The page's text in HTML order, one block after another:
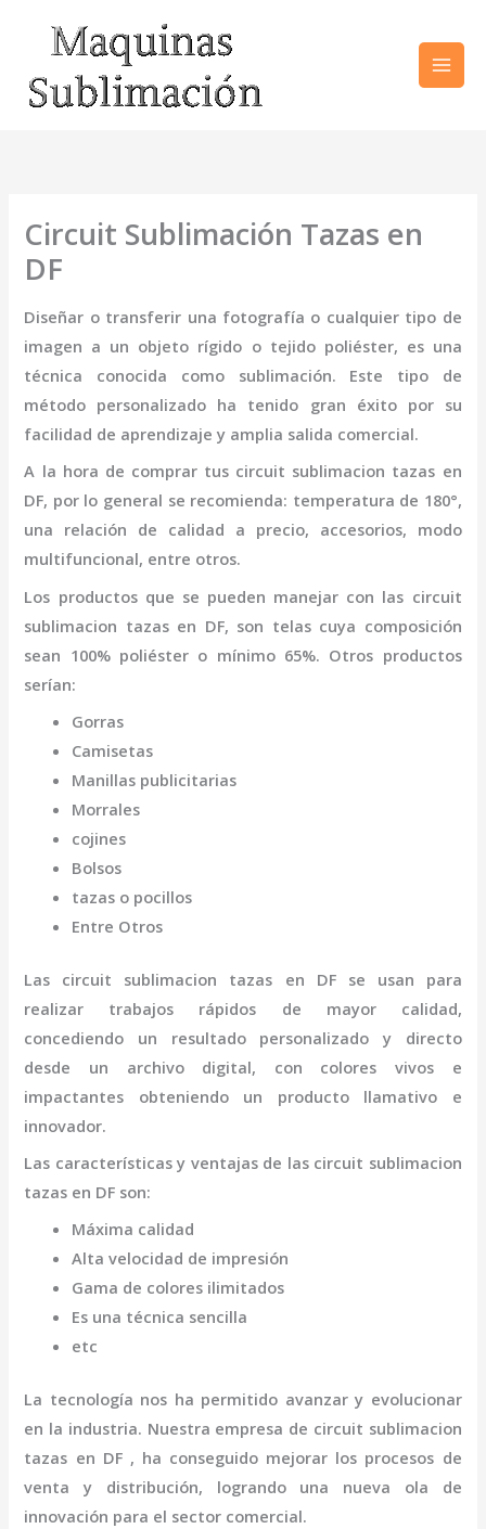
contenido
Circuit Sublimación Tazas en
DF
Diseñar o transferir una fotografía o cualquier tipo de
imagen a un objeto rígido o tejido poliéster, es una
técnica conocida como sublimación. Este tipo de
método personalizado ha tenido gran éxito por su
facilidad de aprendizaje y amplia salida comercial.
A la hora de comprar tus circuit sublimacion tazas en
DF, por lo general se recomienda: temperatura de 180°,
una relación de calidad a precio, accesorios, modo
multifuncional, entre otros.
Los productos que se pueden manejar con las circuit
sublimacion tazasen DF, son telas cuya composición
sean 100% poliéster o mínimo 65%. Otros productos
serían:
Gorras
Camisetas
Manillas publicitarias
Morrales
cojines
Bolsos
tazas o pocillos
Entre Otros
Las circuit sublimacion tazas en DF
se usan para
realizar trabajos rápidos de mayor calidad,
concediendo un resultado personalizado y directo
desde un archivo digital, con colores vivos e
impactantes obteniendo un producto llamativo e
innovador.
Las características y ventajas de las circuit sublimacion
tazas en DF son:
Máxima calidad
Alta velocidad de impresión
Gama de colores ilimitados
Es una técnica sencilla
etc
La tecnología nos ha permitido avanzar y evolucionar
en la industria. Nuestra empresa de circuit sublimacion
tazas en DF , ha conseguido mejorar los procesos de
venta y distribución, logrando una nueva ola de
innovación para el sector comercial.